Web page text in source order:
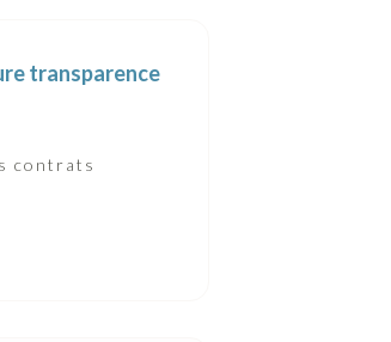
transparence
contrats